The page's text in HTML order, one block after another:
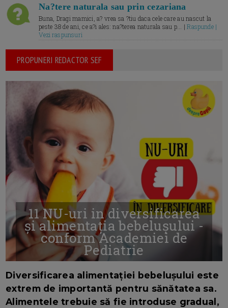
Na?tere naturala sau prin cezariana
Buna, Dragi mamici, a? vrea sa ?tiu daca cele care au nascut la
peste 38 de ani, ce a?i ales: na?terea naturala sau p... |Raspunde |
Vezi raspunsuri
PROPUNERI REDACTOR SEF
11 NU-uri in diversificarea
și alimentația bebelușului -
conform Academiei de
Pediatrie
Diversificarea alimentației bebelușului este
extrem de importantă pentru sănătatea sa.
Alimentele trebuie să fie introduse gradual,